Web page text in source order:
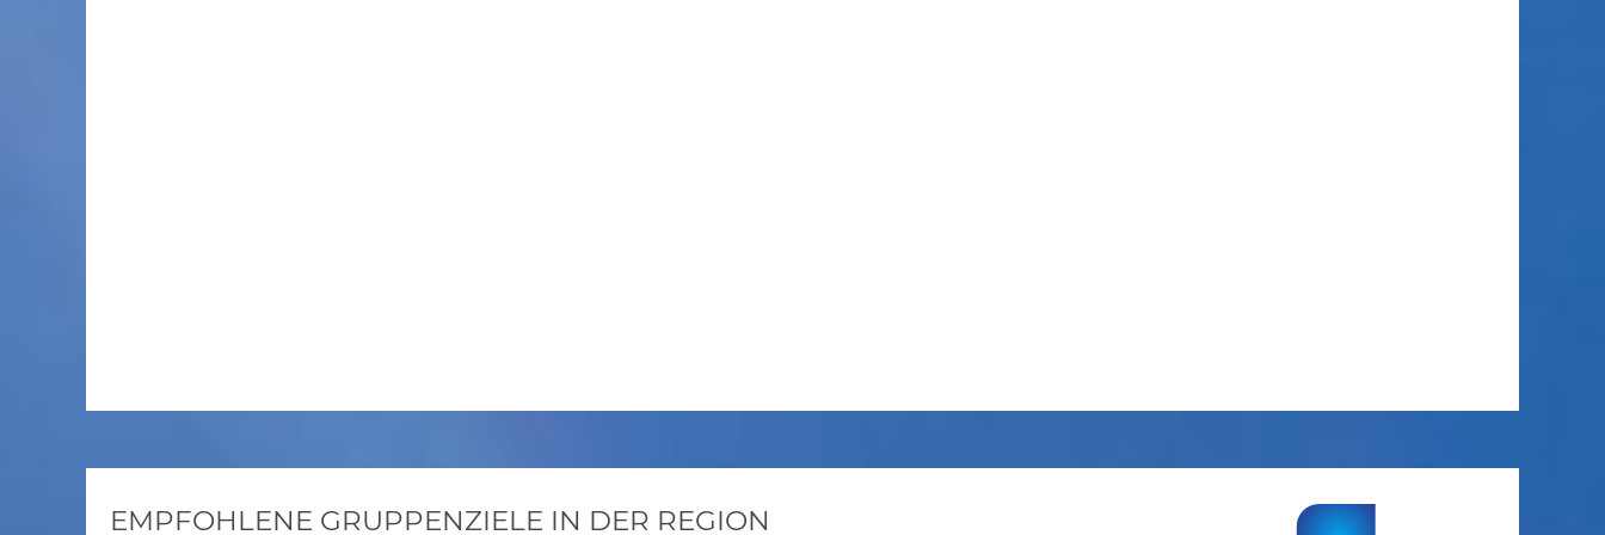
EMPFOHLENE GRUPPENZIELE IN DER REGION